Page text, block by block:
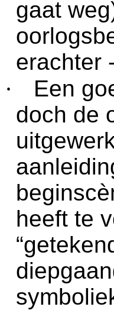
gaat
erachter
·
Een
doch de
heeft te